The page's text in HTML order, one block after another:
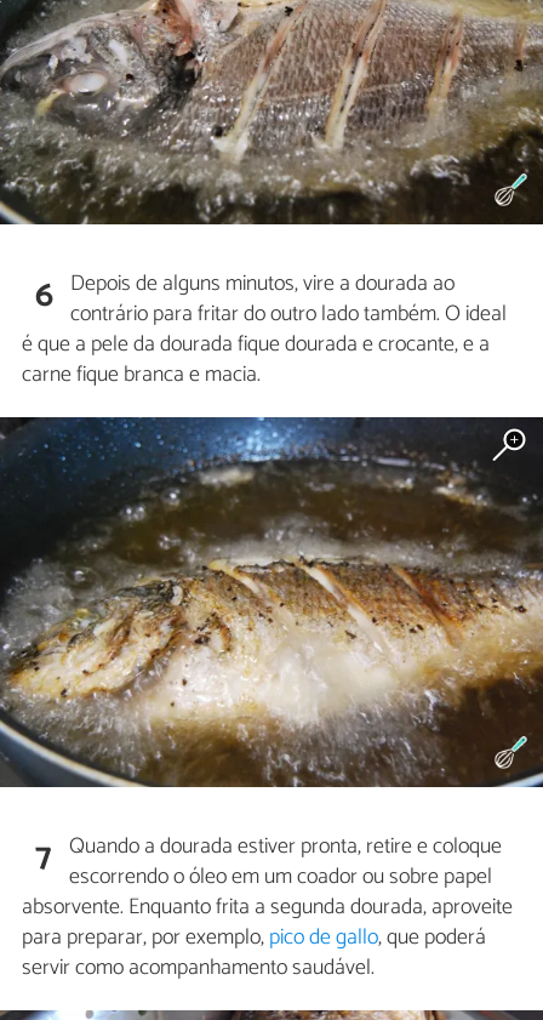
6 Depois de alguns minutos, vire a dourada ao
contrário para fritar do outro lado também. O ideal
é que a pele da dourada fique dourada e crocante, e a
carne fique branca e macia.
7 Quando a dourada estiver pronta, retire e coloque
escorrendo o óleo em um coador ou sobre papel
absorvente. Enquanto frita a segunda dourada, aproveite
para preparar, por exemplo,pico de gallo, que poderá
servir como acompanhamento saudável.